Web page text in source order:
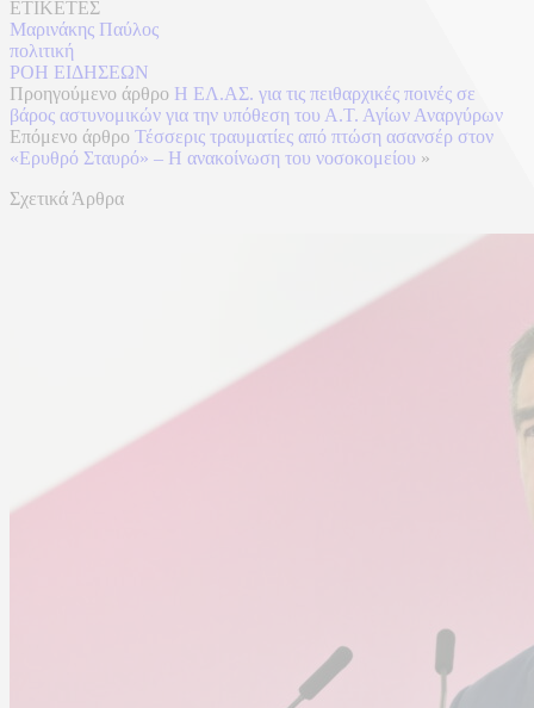
ΕΤΙΚΕΤΕΣ
Μαρινάκης Παύλος
πολιτική
ΡΟΗ ΕΙΔΗΣΕΩΝ
Προηγούμενο άρθρο Η ΕΛ.ΑΣ. για τις πειθαρχικές ποινές σε
βάρος αστυνομικών για την υπόθεση του Α.Τ. Αγίων Αναργύρων
Επόμενο άρθρο Τέσσερις τραυματίες από πτώση ασανσέρ στον
«Ερυθρό Σταυρό» – Η ανακοίνωση του νοσοκομείου »
Σχετικά Άρθρα